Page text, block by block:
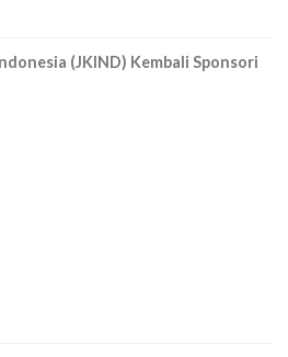
(JKIND) Kembali Sponsori